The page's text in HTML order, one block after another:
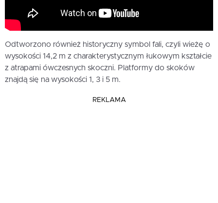
Odtworzono również historyczny symbol fali, czyli wieżę o
wysokości 14,2 m z charakterystycznym łukowym kształcie
z atrapami ówczesnych skoczni. Platformy do skoków
znajdą się na wysokości 1, 3 i 5 m.
REKLAMA